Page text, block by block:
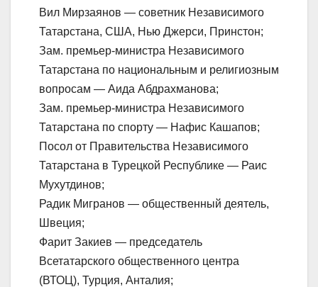
Вил Мирзаянов — советник Независимого
Татарстана, США, Нью Джерси, Принстон;
Зам. премьер-министра Независимого
Татарстана по национальным и религиозным
вопросам — Аида Абдрахманова;
Зам. премьер-министра Независимого
Татарстана по спорту — Нафис Кашапов;
Посол от Правительства Независимого
Татарстана в Турецкой Республике — Раис
Мухутдинов;
Радик Мигранов — общественный деятель,
Швеция;
Фарит Закиев — председатель
Всетатарского общественного центра
(ВТОЦ), Турция, Анталия;